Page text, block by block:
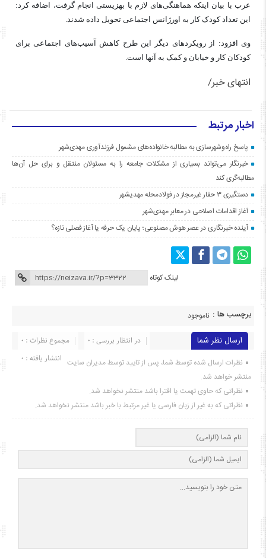
عرب با بیان اینکه هماهنگی‌های لازم با بهزیستی انجام گرفت، اضافه کرد:
این تعداد کودک کار به اورژانس اجتماعی تحویل داده شدند.
وی افزود: از رویکردهای دیگر این طرح کاهش آسیب‌های اجتماعی برای
کودکان کار و خیابان و کمک به آنها است.
انتهای خبر/
اخبار مرتبط
پاسخ راه‌وشهرسازی به مطالبه خانواده‌های مشمول فرزندآوری مهدی‌شهر
خبرنگار می‌تواند بسیاری از مشکلات جامعه را به مسئولان منتقل و برای حل آن‌ها
مطالبه‌گری کند
دستگیری ۳ حفار غیرمجاز در فولادمحله مهدیشهر
آغاز اقدامات اصلاحی در معابر مهدی‌شهر
آینده خبرنگاری در عصر هوش مصنوعی؛ پایان یک حرفه یا آغاز فصلی تازه؟
لینک کوتاه
برچسب ها : ناموجود
ارسال نظر شما مجموع نظرات : 0
در انتظار بررسی : 0
انتشار یافته : ۰ نظرات ارسال شده توسط شما، پس از تایید توسط مدیران سایت
منتشر خواهد شد.
نظراتی که حاوی تهمت یا افترا باشد منتشر نخواهد شد.
نظراتی که به غیر از زبان فارسی یا غیر مرتبط با خبر باشد منتشر نخواهد شد.